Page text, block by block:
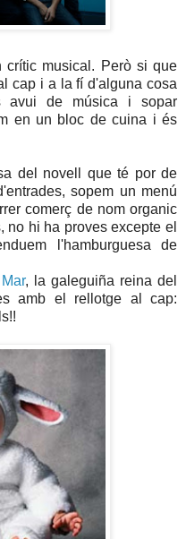
musical. Però si que
cap i a la fí d'alguna cosa
avui de música i sopar
en un bloc de cuina i és
del novell que té por de
sopem un menú
comerç de nom organic
no hi ha proves excepte el
l'hamburguesa de
Mar, la galeguiña reina del
amb el rellotge al cap: